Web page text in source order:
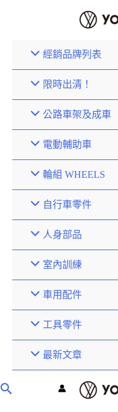
經銷品牌列表
限時出清！
公路車架及成車
電動輔助車
輪組 WHEELS
自行車零件
人身部品
室內訓練
車用配件
工具零件
最新文章